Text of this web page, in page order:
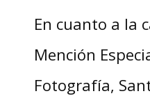
En cuanto a la
Mención
Fotografía,